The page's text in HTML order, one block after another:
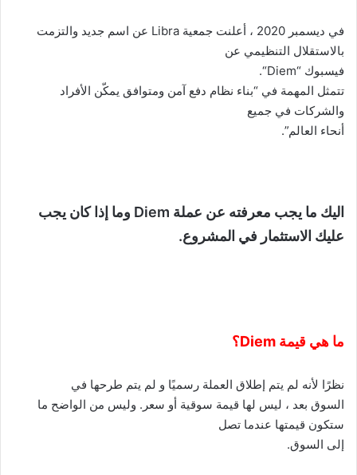
في ديسمبر 2020 ، أعلنت جمعية Libra عن اسم جديد والتزمت
بالاستقلال التنظيمي عن
فيسبوك “Diem
“.
تتمثل المهمة في “بناء نظام دفع آمن ومتوافق يمكّن الأفراد
والشركات في جميع
أنحاء العالم”.
اليك ما يجب معرفته عن عملة Diem وما إذا كان يجب
عليك الاستثمار في المشروع.
ما هي قيمة Diem؟
نظرًا لأنه لم يتم إطلاق العملة رسميًا و لم يتم طرحها في
السوق بعد ، ليس لها قيمة سوقية أو سعر. وليس من الواضح ما
ستكون قيمتها عندما تصل
إلى السوق.